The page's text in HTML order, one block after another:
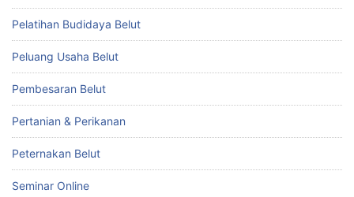
Pelatihan Budidaya Belut
Peluang Usaha Belut
Pembesaran Belut
Pertanian & Perikanan
Peternakan Belut
Seminar Online